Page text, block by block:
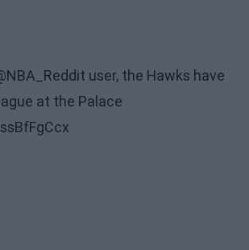
seciton
user, the Hawks have
at the Palace